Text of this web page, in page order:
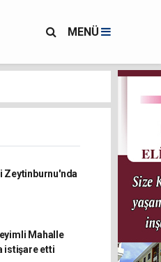
MENÜ
Zeytinburnu'nda
Mahalle
istişare etti